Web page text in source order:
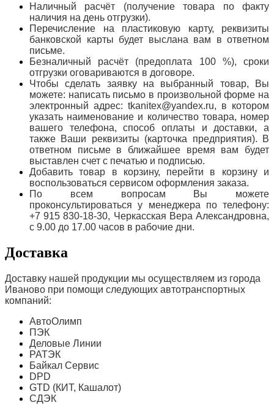
Наличный расчёт (получение товара по факту
наличия на день отгрузки).
Перечисление на пластиковую карту, реквизиты
банковской карты будет выслана вам в ответном
письме.
Безналичный расчёт (предоплата 100 %), сроки
отгрузки оговариваются в договоре.
Чтобы сделать заявку на выбранный товар, Вы
можете: написать письмо в произвольной форме на
электронный адрес: tkanitex@yandex.ru, в котором
указать наименование и количество товара, номер
вашего телефона, способ оплаты и доставки, а
также Ваши реквизиты (карточка предприятия). В
ответном письме в ближайшее время вам будет
выставлен счет с печатью и подписью.
Добавить товар в корзину, перейти в корзину и
воспользоваться сервисом оформления заказа.
По всем вопросам Вы можете
проконсультироваться у менеджера по телефону:
+7 915 830-18-30, Черкасская Вера Александровна,
с 9.00 до 17.00 часов в рабочие дни.
Доставка
Доставку нашей продукции мы осуществляем из города
Иваново при помощи следующих автотранспортных
компаний:
АвтоОлимп
ПЭК
Деловые Линии
РАТЭК
Байкал Сервис
DPD
GTD (КИТ, Кашалот)
СДЭК